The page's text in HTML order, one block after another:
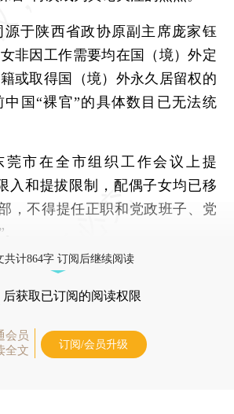
于陕西省政协原副主席庞家钰
非因工作需要均在国（境）外定
或取得国（境）外永久居留权的
国“裸官”的具体数目已无法统
市在全市组织工作会议上提
入和提拔限制，配偶子女均已移
，不得提任正职和党政班子、党
共计864字 订阅后继续阅读
后获取已订阅的阅读权限
会员
全文
订阅/会员升级